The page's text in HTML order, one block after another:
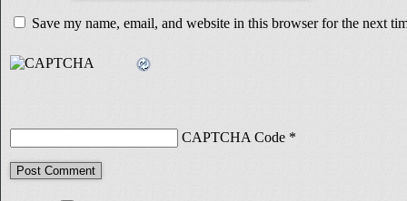
Save my name, email, and website in this browser for the next
CAPTCHA Code *